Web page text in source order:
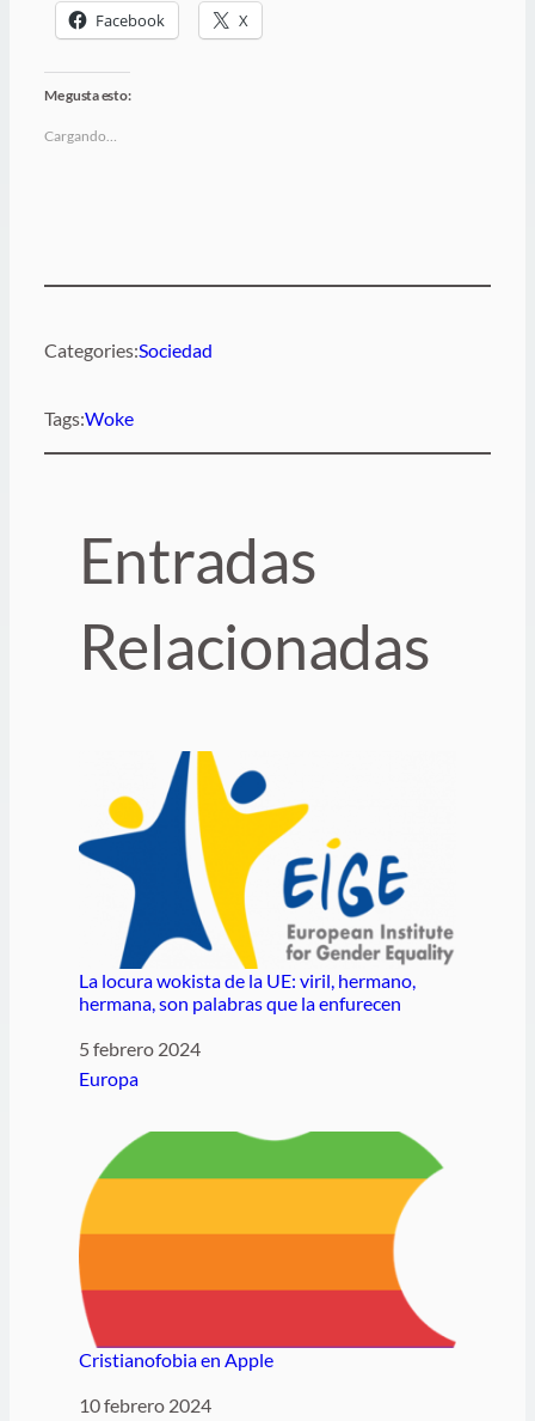
Facebook X
Me gusta esto:
Cargando…
Categories:Sociedad
Tags:Woke
Entradas
Relacionadas
La locura wokista de la UE: viril, hermano,
hermana, son palabras que la enfurecen
Fecha
5 febrero 2024
Respecto a
Europa
Cristianofobia en Apple
Fecha
10 febrero 2024